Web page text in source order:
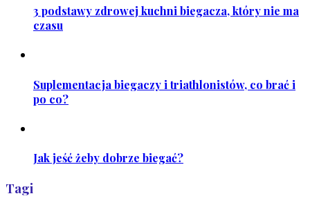
3 podstawy zdrowej kuchni biegacza, który nie ma
czasu
Suplementacja biegaczy i triathlonistów, co brać i
po co?
Jak jeść żeby dobrze biegać?
Tagi